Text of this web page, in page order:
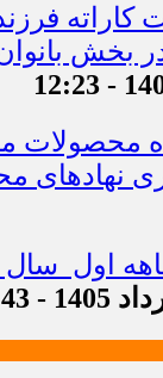
کاراته
بخش
محصولات
نهادهای